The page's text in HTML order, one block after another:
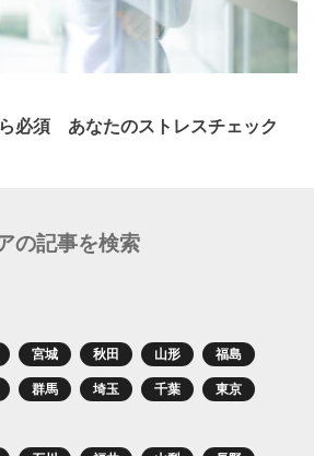
必須 あなたのストレスチェック
の記事を検索
宮城 秋田 山形 福島
群馬 埼玉 千葉 東京